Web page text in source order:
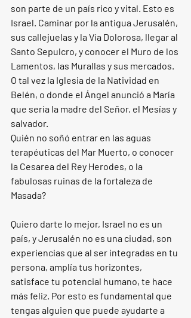
son parte de un país rico y vital. Esto es
Israel. Caminar por la antigua Jerusalén,
sus callejuelas y la Vía Dolorosa, llegar al
Santo Sepulcro, y conocer el Muro de los
Lamentos, las Murallas y sus mercados.
O tal vez la Iglesia de la Natividad en
Belén, o donde el Ángel anunció a María
que sería la madre del Señor, el Mesías y
salvador.
Quién no soñó entrar en las aguas
terapéuticas del Mar Muerto, o conocer
la Cesarea del Rey Herodes, o la
fabulosas ruinas de la fortaleza de
Masada?
Quiero darte lo mejor, Israel no es un
país, y Jerusalén no es una ciudad, son
experiencias que al ser integradas en tu
persona, amplía tus horizontes,
satisface tu potencial humano, te hace
más feliz. Por esto es fundamental que
tengas alguien que puede ayudarte a